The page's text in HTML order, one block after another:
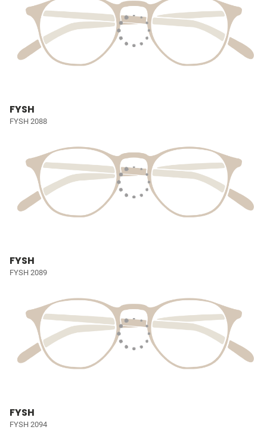
FYSH
FYSH 2088
FYSH
FYSH 2089
FYSH
FYSH 2094